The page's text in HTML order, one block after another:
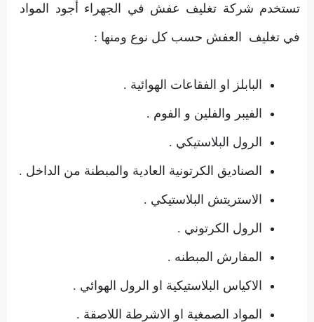
تستخدم شركة تغليف عفش في الجهراء أجود المواد
في تغليف العفش حسب كل نوع ومنها :
البابلز او الفقاعات الهوائية .
الفيبر والفلين و الفوم .
الرول البلاستيكي .
الصناديق الكرتونية العادية والمبطنة من الداخل .
الاستريتش البلاستيكي .
الرول الكرتوني .
المفارش المبطنه .
الاكياس البلاستيكية او الرول الهوائي .
المواد الصمغية او الاشرطة اللاصقة .